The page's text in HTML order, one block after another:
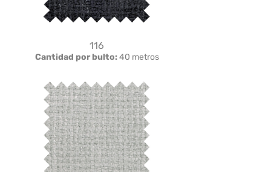
116
Cantidad por bulto:40 metros